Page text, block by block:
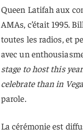
Queen Latifah aux
AMAs, c’était 1995.
toutes les radios, et
avec un
stage to host this
celebrate than in
parole.
La cérémonie est